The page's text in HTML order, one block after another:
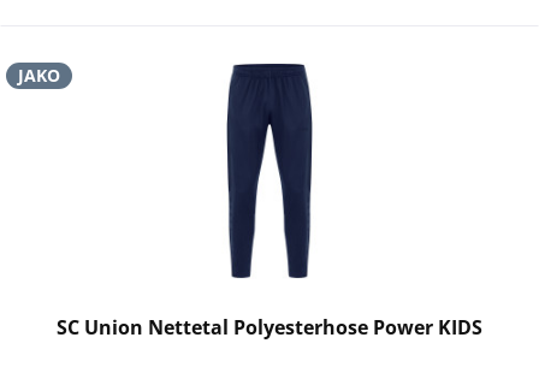
JAKO
SC Union Nettetal Polyesterhose Power KIDS